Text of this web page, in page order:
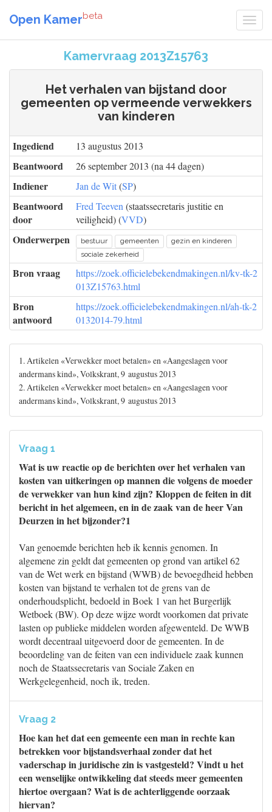
Open Kamerbeta
Kamervraag 2013Z15763
Het verhalen van bijstand door
gemeenten op vermeende verwekkers
van kinderen
Ingediend 13 augustus 2013
Beantwoord 26 september 2013 (na 44 dagen)
Indiener Jan de Wit(SP)
Beantwoord
door
Fred Teeven (staatssecretaris justitie en
veiligheid) (VVD)
Onderwerpen bestuur gemeenten
gezin en kinderen
sociale zekerheid
Bron vraag
https://zoek.officielebekendmakingen.nl/kv-tk-2
013Z15763.html
Bron
antwoord
https://zoek.officielebekendmakingen.nl/ah-tk-2
0132014-79.html
1. Artikelen «Verwekker moet betalen» en «Aangeslagen voor
andermans kind», Volkskrant, 9 augustus 2013
2. Artikelen «Verwekker moet betalen» en «Aangeslagen voor
andermans kind», Volkskrant, 9 augustus 2013
Vraag 1
Wat is uw reactie op de berichten over het verhalen van
kosten van uitkeringen op mannen die volgens de moeder
de verwekker van hun kind zijn? Kloppen de feiten in dit
bericht in het algemeen, en in de zaak van de heer Van
Deurzen in het bijzonder?1
Van genoemde berichten heb ik kennis genomen. In
algemene zin geldt dat gemeenten op grond van artikel 62
van de Wet werk en bijstand (WWB) de bevoegdheid hebben
kosten van bijstand te verhalen tot de grens van de
onderhoudsplicht, bedoeld in Boek 1 van het Burgerlijk
Wetboek (BW). Op deze wijze wordt voorkomen dat private
lasten op publieke middelen worden afgewenteld. De WWB
wordt decentraal uitgevoerd door de gemeenten. In de
beoordeling van de feiten van een individuele zaak kunnen
noch de Staatssecretaris van Sociale Zaken en
Werkgelegenheid, noch ik, treden.
Vraag 2
Hoe kan het dat een gemeente een man in rechte kan
betrekken voor bijstandsverhaal zonder dat het
vaderschap in juridische zin is vastgesteld? Vindt u het
een wenselijke ontwikkeling dat steeds meer gemeenten
hiertoe overgaan? Wat is de achterliggende oorzaak
hiervan?